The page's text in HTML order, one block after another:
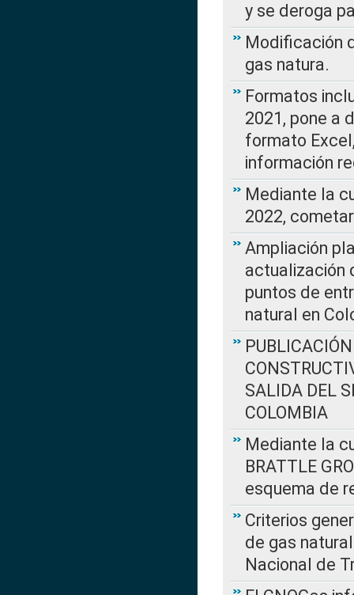
y se deroga
Modificación
gas natura.
Formatos
2021, pone a
formato
información
Mediante la
2022,
Ampliación
actualización
puntos de
natural en
SALIDA DEL
COLOMBIA
Mediante la
BRATTLE
esquema de
Criterios
de gas
Nacional de